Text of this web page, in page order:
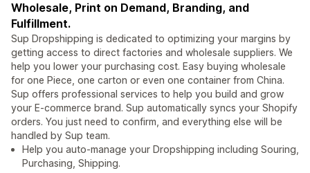
Wholesale, Print on Demand, Branding, and
Fulfillment.
Sup Dropshipping is dedicated to optimizing your margins by
getting access to direct factories and wholesale suppliers. We
help you lower your purchasing cost. Easy buying wholesale
for one Piece, one carton or even one container from China.
Sup offers professional services to help you build and grow
your E-commerce brand. Sup automatically syncs your Shopify
orders. You just need to confirm, and everything else will be
handled by Sup team.
Help you auto-manage your Dropshipping including Souring,
Purchasing, Shipping.